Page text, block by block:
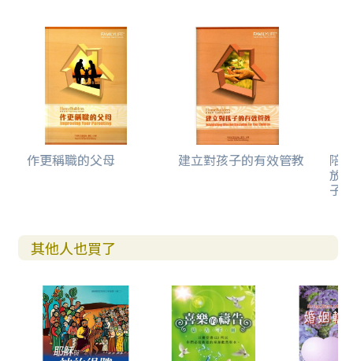
作更稱職的父母 建立對孩子的有效管教 陪
放
子
其他人也買了